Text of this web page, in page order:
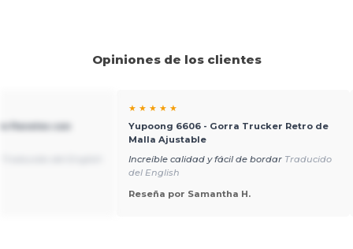
Opiniones de los clientes
Paneles con
★ ★ ★ ★ ★
Yupoong 6606 - Gorra Trucker Retro de
Malla Ajustable
Increíble calidad y fácil de bordar Traducido
del English
Reseña por Samantha H.